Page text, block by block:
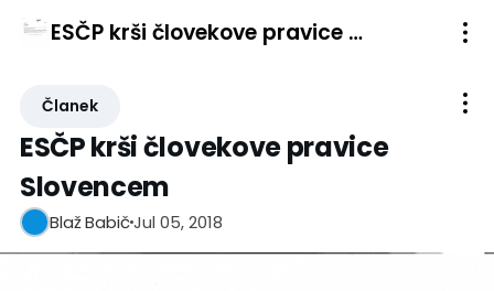
ESČP krši človekove pravice Slovencem
Članek
ESČP krši človekove pravice
Slovencem
Blaž BabičJul 05, 2018